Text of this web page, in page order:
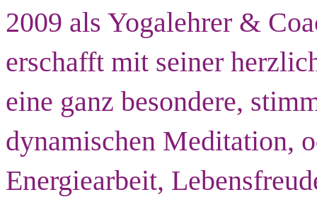
2009 als Yogalehrer &
erschafft mit seiner
eine ganz besondere,
dynamischen Meditation,
Energiearbeit,